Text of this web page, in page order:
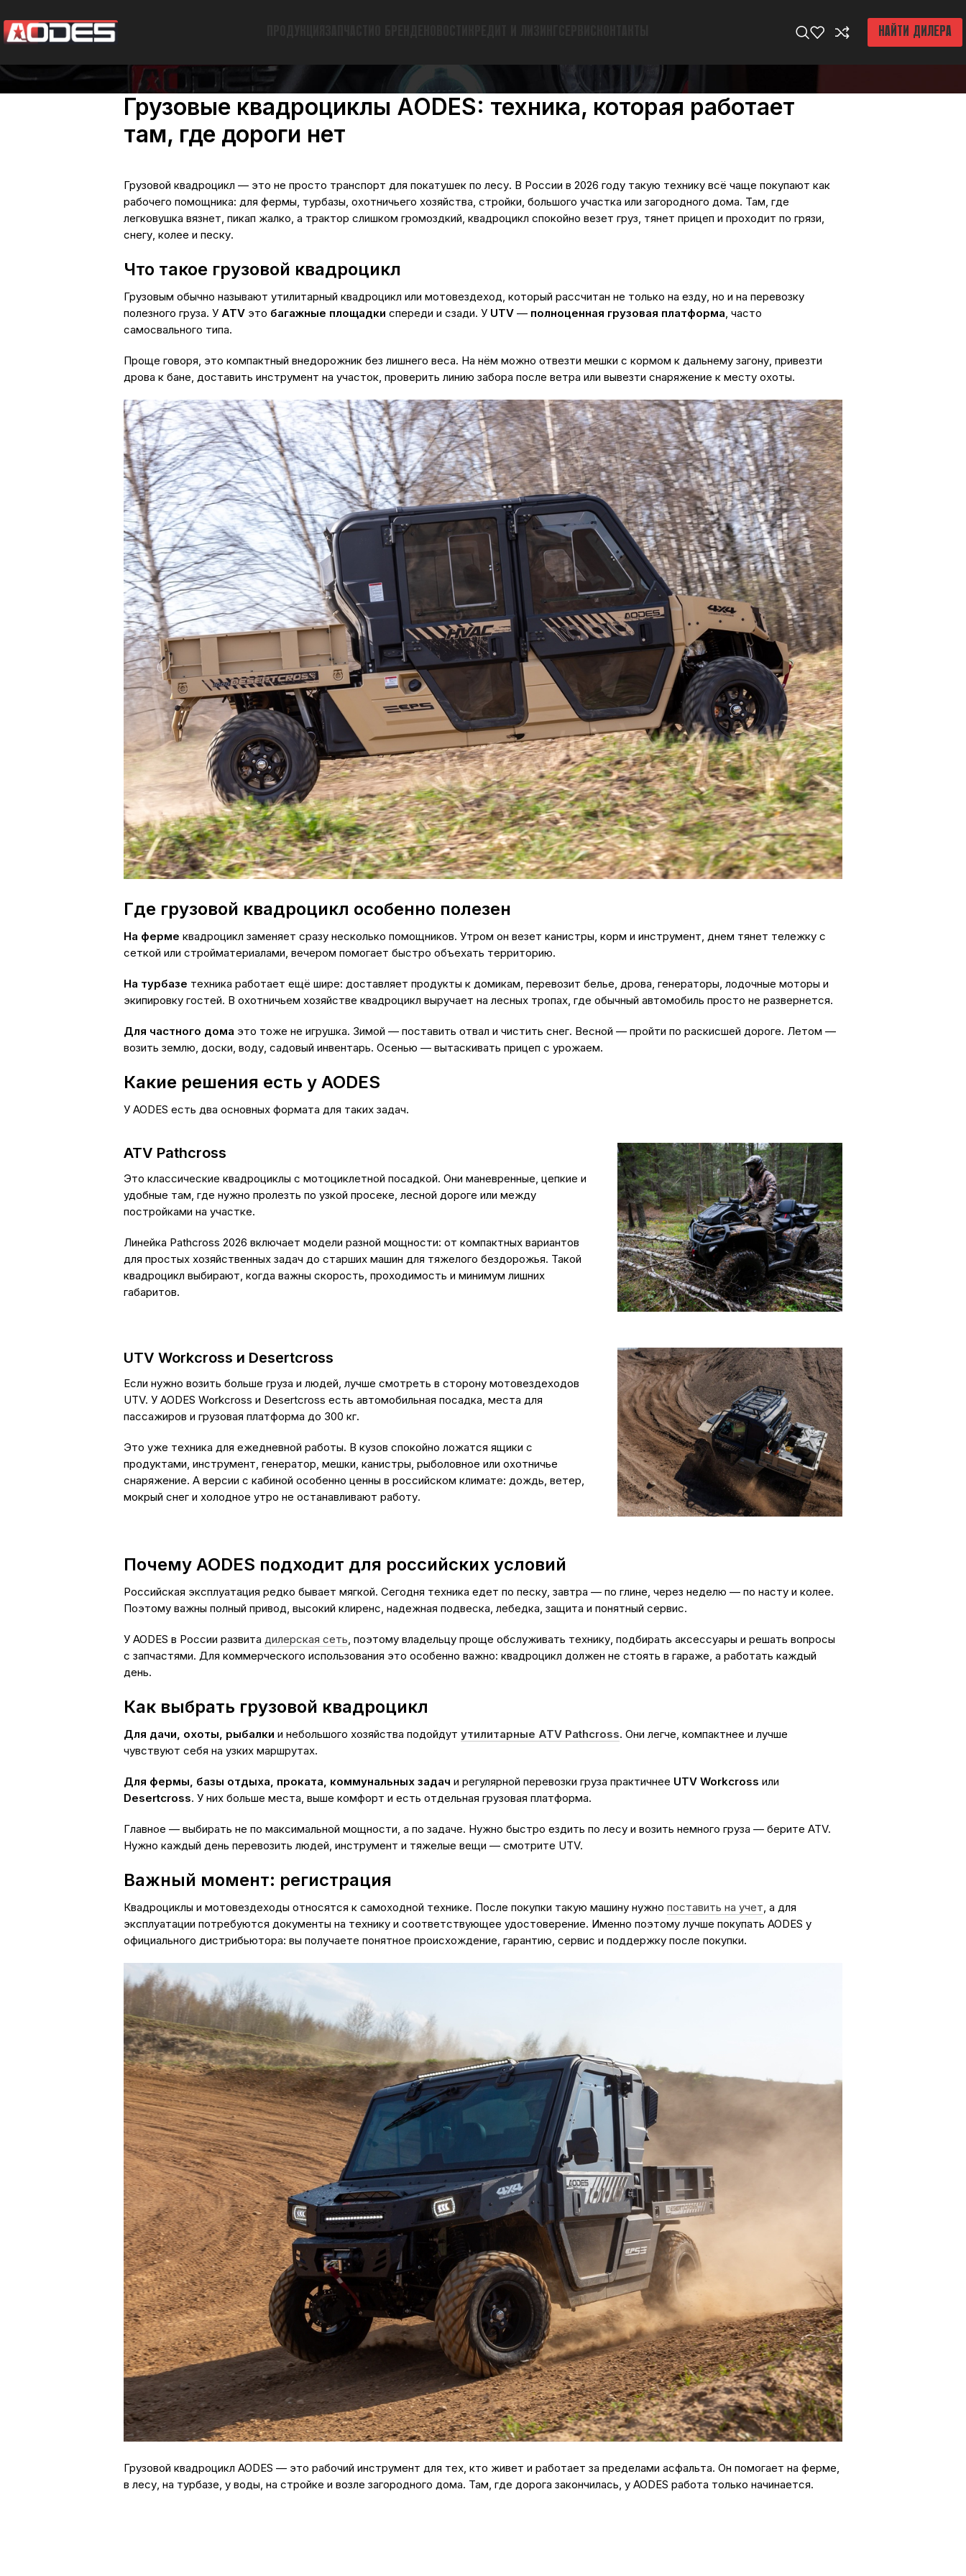
НАЙТИ ДИЛЕРА
Грузовые квадроциклы AODES: техника, которая работает
там, где дороги нет
Грузовой квадроцикл — это не просто транспорт для покатушек по лесу. В России в 2026 году такую технику всё чаще покупают как
рабочего помощника: для фермы, турбазы, охотничьего хозяйства, стройки, большого участка или загородного дома. Там, где
легковушка вязнет, пикап жалко, а трактор слишком громоздкий, квадроцикл спокойно везет груз, тянет прицеп и проходит по грязи,
снегу, колее и песку.
Что такое грузовой квадроцикл
Грузовым обычно называют утилитарный квадроцикл или мотовездеход, который рассчитан не только на езду, но и на перевозку
полезного груза. У ATV это багажные площадки спереди и сзади. У UTV — полноценная грузовая платформа, часто
самосвального типа.
Проще говоря, это компактный внедорожник без лишнего веса. На нём можно отвезти мешки с кормом к дальнему загону, привезти
дрова к бане, доставить инструмент на участок, проверить линию забора после ветра или вывезти снаряжение к месту охоты.
Где грузовой квадроцикл особенно полезен
На ферме квадроцикл заменяет сразу несколько помощников. Утром он везет канистры, корм и инструмент, днем тянет тележку с
сеткой или стройматериалами, вечером помогает быстро объехать территорию.
На турбазе техника работает ещё шире: доставляет продукты к домикам, перевозит белье, дрова, генераторы, лодочные моторы и
экипировку гостей. В охотничьем хозяйстве квадроцикл выручает на лесных тропах, где обычный автомобиль просто не развернется.
Для частного дома это тоже не игрушка. Зимой — поставить отвал и чистить снег. Весной — пройти по раскисшей дороге. Летом —
возить землю, доски, воду, садовый инвентарь. Осенью — вытаскивать прицеп с урожаем.
Какие решения есть у AODES
У AODES есть два основных формата для таких задач.
ATV Pathcross
Это классические квадроциклы с мотоциклетной посадкой. Они маневренные, цепкие и
удобные там, где нужно пролезть по узкой просеке, лесной дороге или между
постройками на участке.
Линейка Pathcross 2026 включает модели разной мощности: от компактных вариантов
для простых хозяйственных задач до старших машин для тяжелого бездорожья. Такой
квадроцикл выбирают, когда важны скорость, проходимость и минимум лишних
габаритов.
UTV Workcross и Desertcross
Если нужно возить больше груза и людей, лучше смотреть в сторону мотовездеходов
UTV. У AODES Workcross и Desertcross есть автомобильная посадка, места для
пассажиров и грузовая платформа до 300 кг.
Это уже техника для ежедневной работы. В кузов спокойно ложатся ящики с
продуктами, инструмент, генератор, мешки, канистры, рыболовное или охотничье
снаряжение. А версии с кабиной особенно ценны в российском климате: дождь, ветер,
мокрый снег и холодное утро не останавливают работу.
Почему AODES подходит для российских условий
Российская эксплуатация редко бывает мягкой. Сегодня техника едет по песку, завтра — по глине, через неделю — по насту и колее.
Поэтому важны полный привод, высокий клиренс, надежная подвеска, лебедка, защита и понятный сервис.
У AODES в России развита дилерская сеть , поэтому владельцу проще обслуживать технику, подбирать аксессуары и решать вопросы
с запчастями. Для коммерческого использования это особенно важно: квадроцикл должен не стоять в гараже, а работать каждый
день.
Как выбрать грузовой квадроцикл
Для дачи, охоты, рыбалки и небольшого хозяйства подойдут утилитарные ATV Pathcross. Они легче, компактнее и лучше
чувствуют себя на узких маршрутах.
Для фермы, базы отдыха, проката, коммунальных задач и регулярной перевозки груза практичнее UTV Workcross или
Desertcross. У них больше места, выше комфорт и есть отдельная грузовая платформа.
Главное — выбирать не по максимальной мощности, а по задаче. Нужно быстро ездить по лесу и возить немного груза — берите ATV.
Нужно каждый день перевозить людей, инструмент и тяжелые вещи — смотрите UTV.
Важный момент: регистрация
Квадроциклы и мотовездеходы относятся к самоходной технике. После покупки такую машину нужно поставить на учет , а для
эксплуатации потребуются документы на технику и соответствующее удостоверение. Именно поэтому лучше покупать AODES у
официального дистрибьютора: вы получаете понятное происхождение, гарантию, сервис и поддержку после покупки.
Грузовой квадроцикл AODES — это рабочий инструмент для тех, кто живет и работает за пределами асфальта. Он помогает на ферме,
в лесу, на турбазе, у воды, на стройке и возле загородного дома. Там, где дорога закончилась, у AODES работа только начинается.